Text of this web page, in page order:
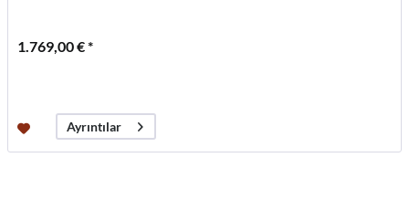
1.769,00 € *
Ayrıntılar